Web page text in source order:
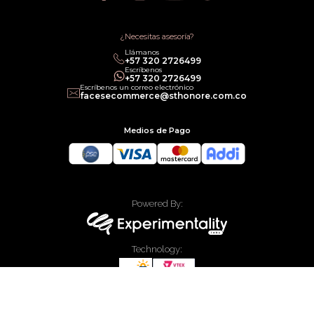
Política legal de Gift Cards¿Necesitas asesoría?
Llámanos
‎+57 320 2726499
Escríbenos
‎+57 320 2726499
Escríbenos un correo electrónico
facesecommerce@sthonore.com.co
Medios de Pago
Powered By:
Technology: